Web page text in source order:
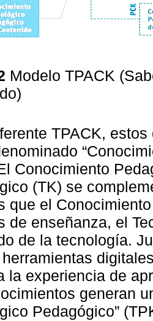
Modelo TPACK
TPACK,
Conocimiento
(TK) se
que el
de enseñanza, el
de la tecnología.
la experiencia de
generan
Pedagógico”